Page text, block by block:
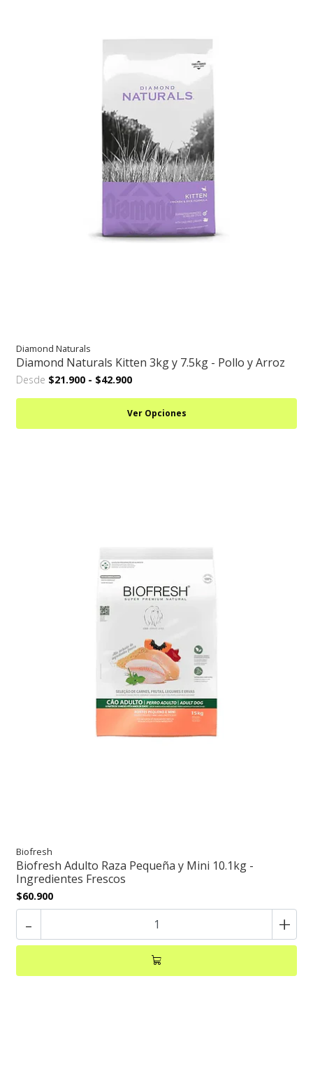
Diamond Naturals
Diamond Naturals Kitten 3kg y 7.5kg - Pollo y Arroz
Desde $21.900 - $42.900
Ver Opciones
Biofresh
Biofresh Adulto Raza Pequeña y Mini 10.1kg -
Ingredientes Frescos
$60.900
- +